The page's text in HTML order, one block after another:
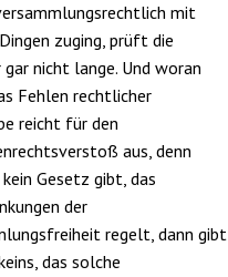
mit
zuging, prüft die
gar nicht lange. Und woran
Fehlen rechtlicher
reicht für den
aus, denn
Gesetz gibt, das
der
regelt, dann gibt
das solche